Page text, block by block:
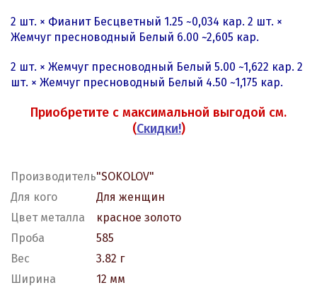
2 шт. × Фианит Бесцветный 1.25 ~0,034 кар. 2 шт. ×
Жемчуг пресноводный Белый 6.00 ~2,605 кар.
2 шт. × Жемчуг пресноводный Белый 5.00 ~1,622 кар. 2
шт. × Жемчуг пресноводный Белый 4.50 ~1,175 кар.
Приобретите с максимальной выгодой см.
(Скидки!)
Производитель"SOKOLOV"
Для кого
Для женщин
Цвет металла
красное золото
Проба
585
Вес
3.82 г
Ширина
12 мм